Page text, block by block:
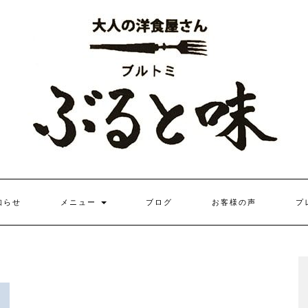
らせ メニュー ブログ お客様の声 プ